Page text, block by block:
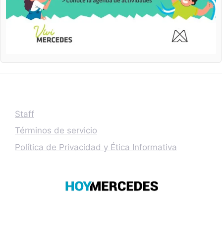
Staff
Términos de servicio
Política de Privacidad y Ética Informativa